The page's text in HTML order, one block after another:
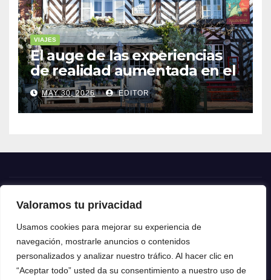
Valoramos tu privacidad
Usamos cookies para mejorar su experiencia de
navegación, mostrarle anuncios o contenidos
personalizados y analizar nuestro tráfico. Al hacer clic en
“Aceptar todo” usted da su consentimiento a nuestro uso de
VIAJES
El auge de las experiencias
de realidad aumentada en el
turismo
MAY 30, 2026 EDITOR
Crónica24
Crónica 24